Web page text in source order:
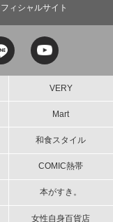
ィシャルサイト
VERY
Mart
和食スタイル
COMIC熱帯
本がすき。
女性自身百貨店